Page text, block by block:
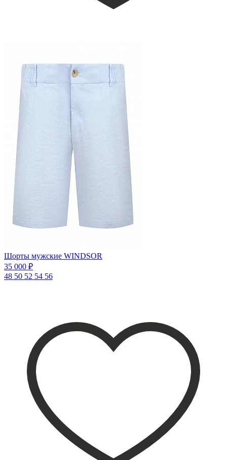
Шорты мужские WINDSOR
35 000 ₽
48 50 52 54 56